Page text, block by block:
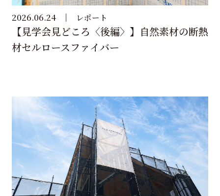
2026.06.24 レポート
【見学会見どころ〈後編〉】自然素材の断熱
材セルロースファイバー